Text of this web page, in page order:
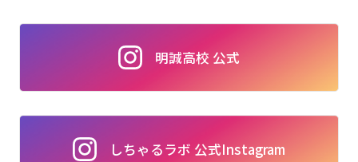
明誠高校 公式
しちゃるラボ 公式Instagram